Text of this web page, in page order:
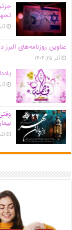
آذر
عناوین روزنامه‌های البرز در ‌18 آذرماه/صدرنشینی در ارائه خدمات
آذر ۲۵, ۱۴۰۴
آذر ۲۵, ۱۴۰۴
آذر ۲۵, ۱۴۰۴